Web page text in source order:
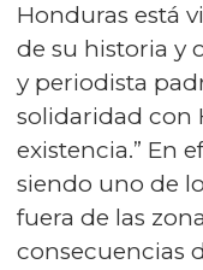
Honduras está
de su historia y
y periodista
solidaridad con
existencia.” En
siendo uno de
fuera de las
consecuencias